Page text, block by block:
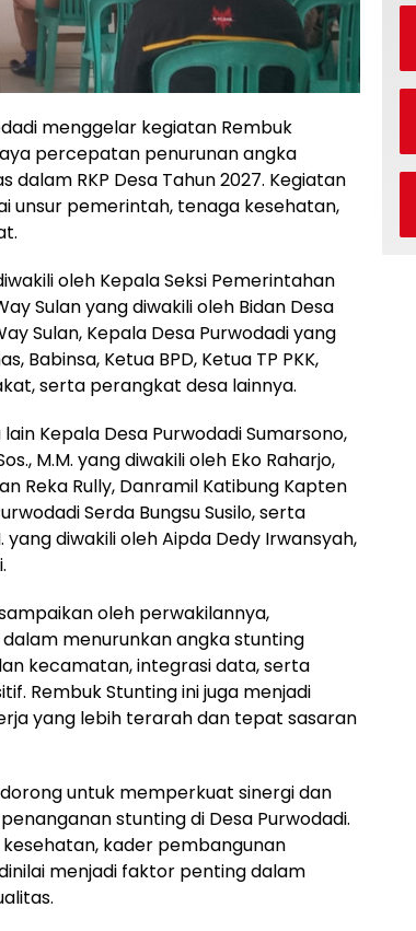
menggelar kegiatan Rembuk
percepatan penurunan angka
RKP Desa Tahun 2027. Kegiatan
unsur pemerintah, tenaga kesehatan,
oleh Kepala Seksi Pemerintahan
Sulan yang diwakili oleh Bidan Desa
Sulan, Kepala Desa Purwodadi yang
Babinsa, Ketua BPD, Ketua TP PKK,
serta perangkat desa lainnya.
Kepala Desa Purwodadi Sumarsono,
M.M. yang diwakili oleh Eko Raharjo,
Reka Rully, Danramil Katibung Kapten
Serda Bungsu Susilo, serta
yang diwakili oleh Aipda Dedy Irwansyah,
oleh perwakilannya,
menurunkan angka stunting
kecamatan, integrasi data, serta
Rembuk Stunting ini juga menjadi
yang lebih terarah dan tepat sasaran
untuk memperkuat sinergi dan
stunting di Desa Purwodadi.
kader pembangunan
menjadi faktor penting dalam